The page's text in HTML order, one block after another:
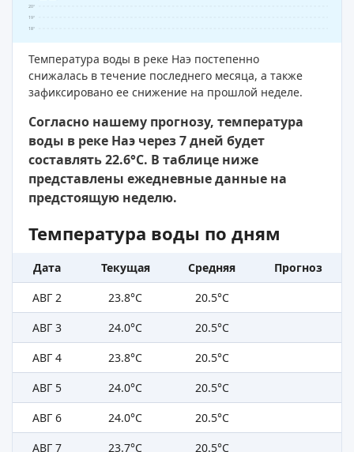
18°
19°
20°
Температура воды в реке Наэ постепенно
снижалась в течение последнего месяца, а также
зафиксировано ее снижение на прошлой неделе.
Согласно нашему прогнозу, температура
воды в реке Наэ через 7 дней будет
составлять 22.6°C. В таблице ниже
представлены ежедневные данные на
предстоящую неделю.
Температура воды по дням
Дата Текущая Средняя
Прогноз
АВГ 2
23.8°C
20.5°C
АВГ 3
24.0°C
20.5°C
АВГ 4
23.8°C
20.5°C
АВГ 5
24.0°C
20.5°C
АВГ 6
24.0°C
20.5°C
АВГ 7
23.7°C 20.5°C